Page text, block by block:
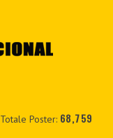
Totale Poster: 68,759